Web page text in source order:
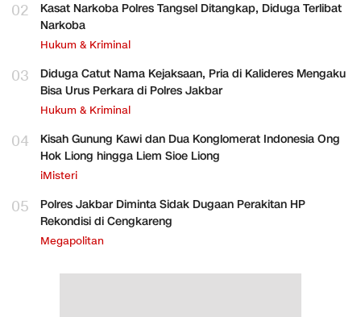
02
Kasat Narkoba Polres Tangsel Ditangkap, Diduga Terlibat
Narkoba
Hukum & Kriminal
03
Diduga Catut Nama Kejaksaan, Pria di Kalideres Mengaku
Bisa Urus Perkara di Polres Jakbar
Hukum & Kriminal
04
Kisah Gunung Kawi dan Dua Konglomerat Indonesia Ong
Hok Liong hingga Liem Sioe Liong
iMisteri
05
Polres Jakbar Diminta Sidak Dugaan Perakitan HP
Rekondisi di Cengkareng
Megapolitan